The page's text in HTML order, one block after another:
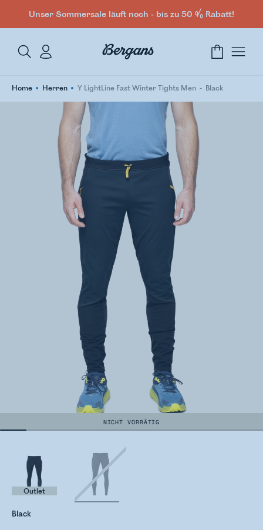
Unser Sommersale läuft noch - bis zu 50 % Rabatt!
Home Herren Y LightLine Fast Winter Tights Men Black
NICHT VORRÄTIG
Black
Outlet